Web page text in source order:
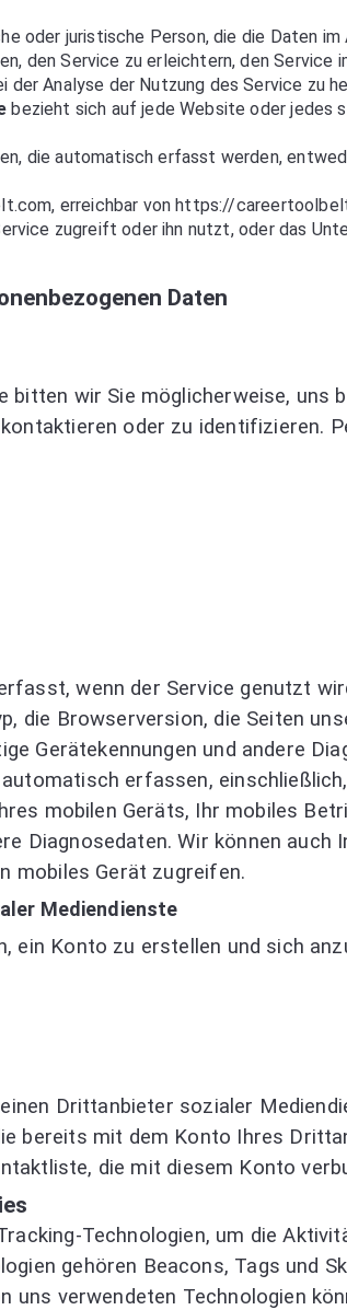
oder juristische Person, die die Daten
den Service zu erleichtern, den
der Analyse der Nutzung des Service zu
bezieht sich auf jede Website oder jedes
die automatisch erfasst werden,
erreichbar von https://
zugreift oder ihn nutzt, oder das
Daten
bitten wir Sie möglicherweise,
oder zu
wenn der Service genutzt
die Browserversion, die Seiten
Gerätekennungen und andere
erfassen,
mobilen Geräts, Ihr mobiles
Diagnosedaten. Wir können
mobiles Gerät zugreifen.
Mediendienste
ein Konto zu erstellen und sich
Drittanbieter sozialer
bereits mit dem Konto Ihres
die mit diesem Konto
Technologien, um die
gehören Beacons, Tags und
uns verwendeten Technologien